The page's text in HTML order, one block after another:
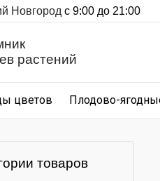
Новгород с 9:00 до 21:00
цветов Плодово-
товаров